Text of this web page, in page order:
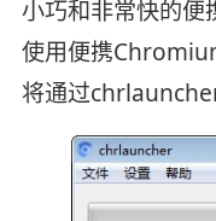
小巧和非常快的
使用便携
将通过